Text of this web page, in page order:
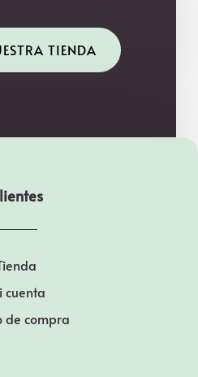
TIENDA
cuenta
de compra